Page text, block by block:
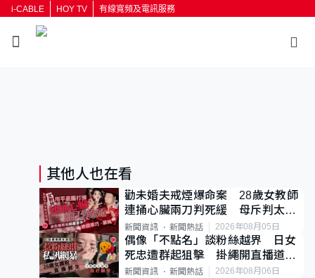
i-CABLE HOY TV 有線寬頻及電訊服務
其他人也在看
勸未婚夫戒煙爆命案 28歲女教師
連捅心臟兩刀判死緩 母斥判太重
已上訴
新聞資訊 新聞熱話 2026年08月05日
偶像「不點名」談粉絲越界 日女
死忠遭群起狙擊 掛繩開直播道歉
後輕生
新聞資訊 新聞熱話 2026年08月06日